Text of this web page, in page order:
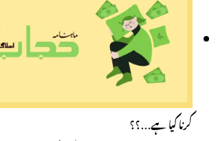
کرنا کیا ہے…؟؟